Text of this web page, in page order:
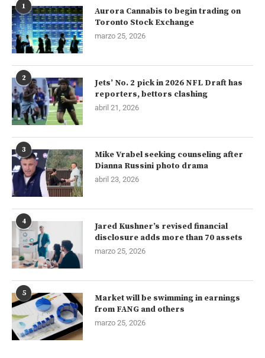
1
Aurora Cannabis to begin trading on
Toronto Stock Exchange
marzo 25, 2026
2
Jets’ No. 2 pick in 2026 NFL Draft has
reporters, bettors clashing
abril 21, 2026
3
Mike Vrabel seeking counseling after
Dianna Russini photo drama
abril 23, 2026
4
Jared Kushner’s revised financial
disclosure adds more than 70 assets
marzo 25, 2026
5
Market will be swimming in earnings
from FANG and others
marzo 25, 2026